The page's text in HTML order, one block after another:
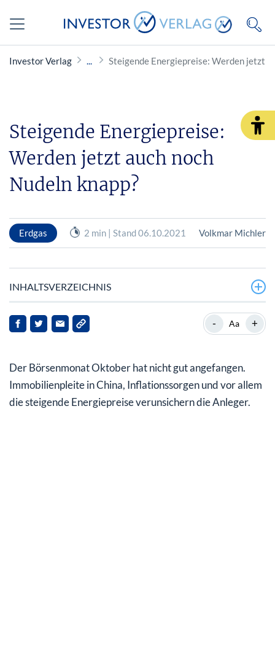
Investor Verlag Steigende Energiepreise: Werden jetzt
Steigende Energiepreise:
Werden jetzt auch noch
Nudeln knapp?
Erdgas 2 min | Stand 06.10.2021 Volkmar Michler
INHALTSVERZEICHNIS
Europäisches Erdgas ist seit Jahresanfang um 670%
gestiegen
Düngemittelhersteller drosseln bereits die Produktion
„Es droht eine weltweite Nudelkrise“
- Aa +
Der Börsenmonat Oktober hat nicht gut angefangen.
Immobilienpleite in China, Inflationssorgen und vor allem
die steigende Energiepreise verunsichern die Anleger.